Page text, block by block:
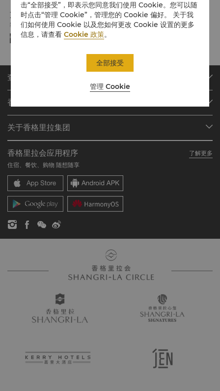
支付方式
我们接受指定平台的在线支付方式:
查找或预订
查找预订
餐厅与酒吧
香格里拉会
加入香格里拉会
常见问题
联络我们
关于香格里拉集团
我们的酒店品牌
香格里拉中心
香格里拉公寓
联系方式
职业发展
企业社会责任
新闻稿
香格里拉会应用程序
了解更多
住宿、餐饮、购物 随想随享
击“全部接受”，即表示您同意我们使用 Cookie。您可以随
时点击“管理 Cookie”，管理您的 Cookie 偏好。 关于我
们如何使用 Cookie 以及您如何更改 Cookie 设置的更多
信息，请查看Cookie 政策。
管理 Cookie
全部接受